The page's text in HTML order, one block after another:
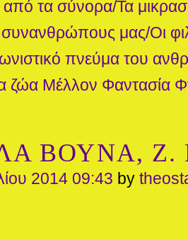
τα σύνορα/Τα
μας/Οι
πνεύμα του
ζώα Μέλλον Φαντασία
ΒΟΥΝΑ, Ζ.
2014 09:43 by